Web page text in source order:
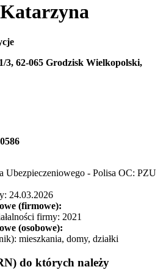
3, 62-065 Grodzisk Wielkopolski,
Ubezpieczeniowego - Polisa OC: PZU
24.03.2026
(firmowe):
firmy: 2021
(osobowe):
mieszkania, domy, działki
do których należy